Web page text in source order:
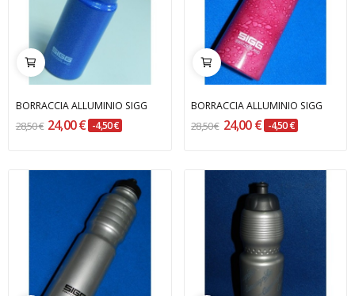
BORRACCIA ALLUMINIO SIGG
28,50 € 24,00 € -4,50 €
BORRACCIA ALLUMINIO SIGG
28,50 € 24,00 € -4,50 €